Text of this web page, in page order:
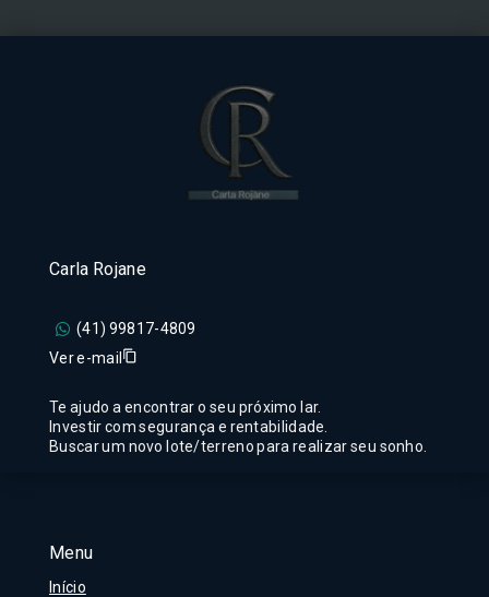
Menu
Início
Carla Rojane
(41) 99817-4809
Ver e-mail
Te ajudo a encontrar o seu próximo lar.
Investir com segurança e rentabilidade.
Buscar um novo lote/terreno para realizar seu sonho.